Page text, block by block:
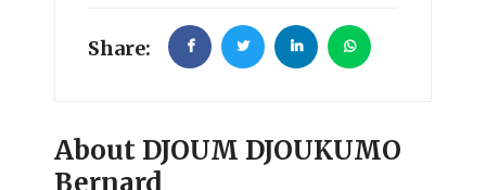
Share:
About DJOUM DJOUKUMO
Bernard